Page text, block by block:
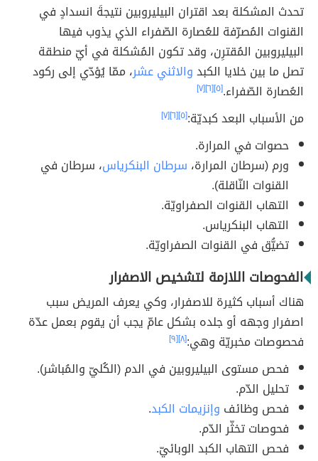
تحدث المشكلة بعد اقتران البيليروبين نتيجةَ انسدادٍ في
القنوات المُصرّفة للعُصارة الصّفراء الذي يذوب فيها
البيليروبين المُقترِن، وقد تكون المُشكلة في أيّ منطقة
تصل ما بين خلايا الكبدوالاثني عشر، ممّا يُؤدّي إلى ركود
العُصارة الصّفراء.[٥] [٦] [٧]
من الأسباب البعد كبديّة:[٥] [٦] [٧]
حصوات في المرارة.
ورم (سرطان المرارة، سرطان البنكرياس، سرطان في
القنوات النّاقلة).
التهاب القنوات الصفراويّة.
التهاب البنكرياس.
تضيُّق في القنوات الصفراويّة.
الفحوصات اللازمة لتشخيص الاصفرار
هناك أسباب كثيرة للاصفرار، وكي يعرف المريض سبب
اصفرار وجهه أو جلده بشكل عامّ يجب أن يقوم بعمل عدّة
فحصوصات مخبريّة وهي:[٨] [٩]
فحص مستوى البيليروبين في الدم (الكُليّ والمُباشر).
تحليل الدّم.
فحص وظائف وإنزيمات الكبد.
فحوصات تخثّر الدّم.
فحص التهاب الكبد الوبائيّ.